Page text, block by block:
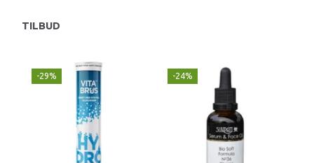
TILBUD
-29% -24%